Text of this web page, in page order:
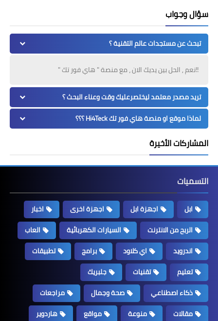
سؤال وجواب
تبحث عن مستجدات عالم التقنية ؟
!!نعم , الحل بين يديك الان ، مع منصة " هاي فور تك "
تريد مصدر معتمد ليختصرعليك وقت وعناء البحث ؟
لماذا موقع او منصة هاي فور تك Hi4Teck ؟؟؟
المشاركات الأخيرة
التسميات
ابل اجهزة ابل اجهزة اخرى
اخبار
الربح من الانترنت
السيارات الكهربائية
العاب
اندرويد
اي كلاود برامج
تطبيقات
تعليم
تقنيات
جلبريك
ذكاء اصطناعي
صحة وجمال
مراجعات
مقالات
منوعة مواقع
هاردوير